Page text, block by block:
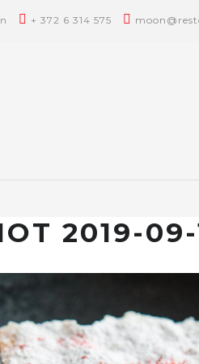
+ 372 6 314 575
2019-